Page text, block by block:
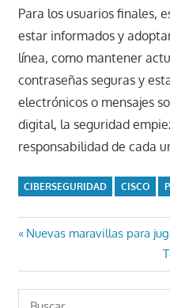
Para los usuarios finales,
estar informados y
línea, como mantener
contraseñas seguras y
electrónicos o mensajes
digital, la seguridad
responsabilidad de cada
CIBERSEGURIDAD CISCO
Navegación
de
entradas
Entrada
Nuevas maravillas para
Buscar: